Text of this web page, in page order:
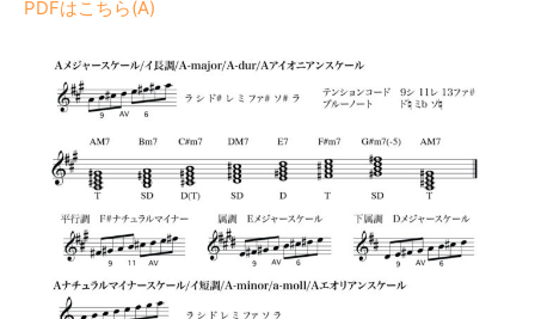
PDFはこちら(A)